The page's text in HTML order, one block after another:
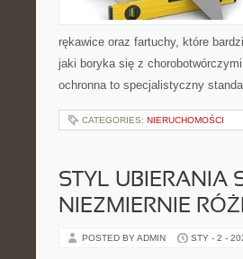
rękawice oraz fartuchy, które
jaki boryka się z
ochronna to specjalistyczny
CATEGORIES: NIERUCHOMOŚCI
STYL UBIERANIA
NIEZMIERNIE
POSTED BY ADMIN STY - 2 -